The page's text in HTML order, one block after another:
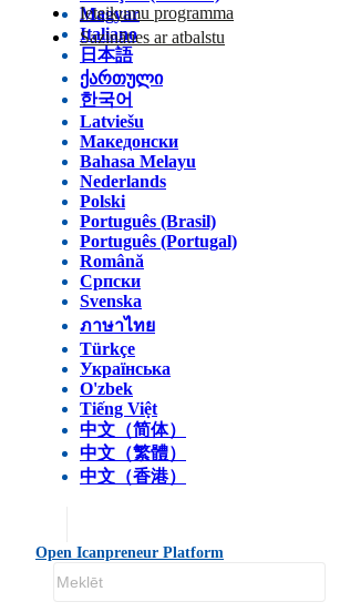
Magyar
Italiano
日本語
ქართული
한국어
Latviešu
Македонски
Bahasa Melayu
Nederlands
Polski
Português (Brasil)
Português (Portugal)
Română
Српски
Svenska
ภาษาไทย
Türkçe
Українська
O'zbek
Tiếng Việt
中文（简体）
中文（繁體）
中文（香港）
Open Icanpreneur Platform
Ieteikumu programma
Sazināties ar atbalstu